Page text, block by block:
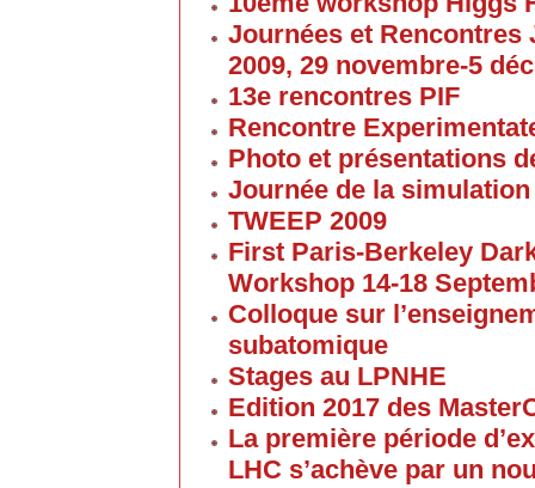
Journées et Rencontres
2009, 29 novembre-5
13e rencontres PIF
Rencontre
Photo et présentations
Journée de la simulation
TWEEP 2009
First Paris-Berkeley
Workshop 14-18
Colloque sur
subatomique
Stages au LPNHE
Edition 2017 des
La première période
LHC s’achève par un